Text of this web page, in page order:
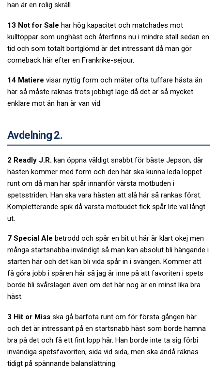
han är en rolig skräll.
13 Not for Sale har hög kapacitet och matchades mot
kulltoppar som unghäst och återfinns nu i mindre stall sedan en
tid och som totalt bortglömd är det intressant då man gör
comeback här efter en Frankrike-sejour.
14 Matiere visar nyttig form och mäter ofta tuffare hästa än
här så måste räknas trots jobbigt läge då det är så mycket
enklare mot än han är van vid.
Avdelning 2.
2 Readly J.R. kan öppna väldigt snabbt för bäste Jepson, där
hästen kommer med form och den här ska kunna leda loppet
runt om då man har spår innanför värsta motbuden i
spetsstriden. Han ska vara hästen att slå här så rankas först.
Kompletterande spik då värsta motbudet fick spår lite väl långt
ut.
7 Special Ale betrodd och spår en bit ut här är klart okej men
många startsnabba invändigt så man kan absolut bli hängande i
starten här och det kan bli vida spår in i svängen. Kommer att
få göra jobb i spåren här så jag är inne på att favoriten i spets
borde bli svårslagen även om det här nog är en minst lika bra
häst.
3 Hit or Miss ska gå barfota runt om för första gången här
och det är intressant på en startsnabb häst som borde hamna
bra på det och få ett fint lopp här. Han borde inte ta sig förbi
invändiga spetsfavoriten, sida vid sida, men ska ändå räknas
tidigt på spännande balanslättning.